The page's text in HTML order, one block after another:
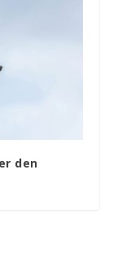
den